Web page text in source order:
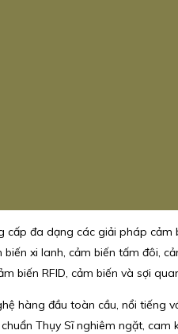
cấp đa dạng các giải pháp
biến xi lanh, cảm biến tấm đôi,
biến RFID, cảm biến và sợi
hàng đầu toàn cầu, nổi tiếng
Thụy Sĩ nghiêm ngặt,